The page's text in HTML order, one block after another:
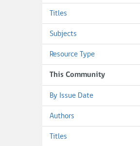
Titles
Subjects
Resource Type
This Community
By Issue Date
Authors
Titles